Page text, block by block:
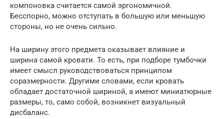
компоновка считается самой эргономичной.
Бесспорно, можно отступать в большую или меньшую
стороны, но не очень сильно.
На ширину этого предмета оказывает влияние и
ширина самой кровати. То есть, при подборе тумбочки
имеет смысл руководствоваться принципом
соразмерности. Другими словами, если кровать
обладает достаточной шириной, а имеют миниатюрные
размеры, то, само собой, возникнет визуальный
дисбаланс.